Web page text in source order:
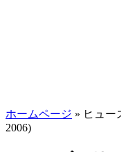
ホームページ » ヒュー
2006)